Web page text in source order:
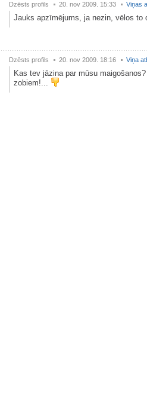
Dzēsts profils 20. nov 2009. 15:33 Viņas
Jauks apzīmējums, ja nezin, vēlos to
Dzēsts profils 20. nov 2009. 18:16 Viņa
Kas tev jāzina par mūsu
zobiem!...